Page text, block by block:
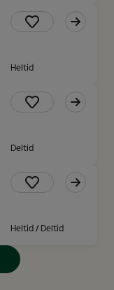
Heltid
Deltid
Heltid / Deltid